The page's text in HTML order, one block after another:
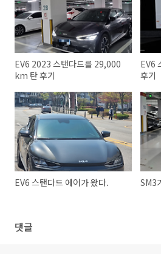
EV6 2023 스탠다드를 29,000
km 탄 후기
EV6
후기
EV6 스탠다드 에어가 왔다. SM3
댓글